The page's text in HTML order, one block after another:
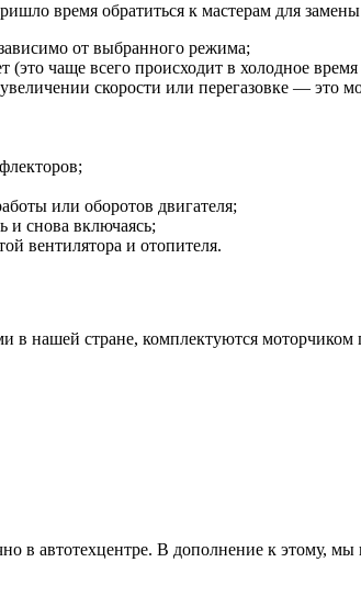
время обратиться к мастерам для
от выбранного режима;
чаще всего происходит в холодное
скорости или перегазовке — это
или оборотов двигателя;
и снова включаясь;
вентилятора и отопителя.
нашей стране, комплектуются
в автотехцентре. В дополнение к этому,